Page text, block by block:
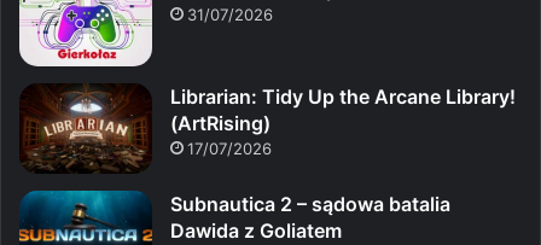
31/07/2026
Librarian: Tidy Up the Arcane Library!
(ArtRising)
17/07/2026
Subnautica 2 – sądowa batalia
Dawida z Goliatem